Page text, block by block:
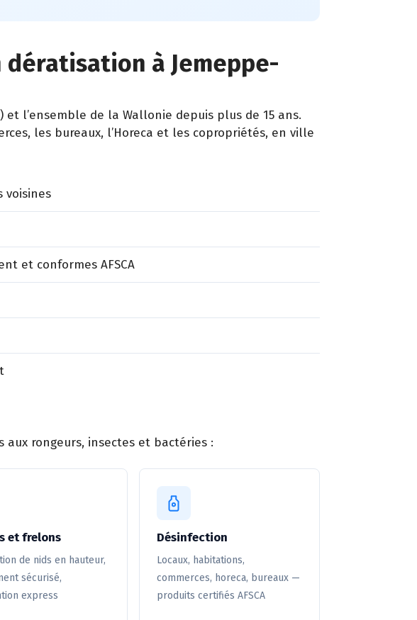
à Jemeppe-
l’ensemble de la Wallonie depuis plus de 15 ans.
les bureaux, l’Horeca et les copropriétés, en ville
voisines
et conformes AFSCA
rongeurs, insectes et bactéries :
et frelons
de nids en hauteur,
sécurisé,
express
Désinfection
Locaux, habitations,
commerces, horeca, bureaux —
produits certifiés AFSCA